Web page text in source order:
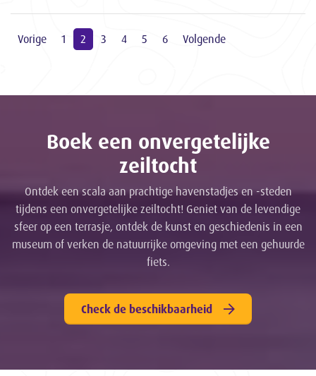
Vorige 1 2 3 4 5 6 Volgende
Boek een onvergetelijke
zeiltocht
Ontdek een scala aan prachtige havenstadjes en -steden
tijdens een onvergetelijke zeiltocht! Geniet van de levendige
sfeer op een terrasje, ontdek de kunst en geschiedenis in een
museum of verken de natuurrijke omgeving met een gehuurde
fiets.
Check de beschikbaarheid